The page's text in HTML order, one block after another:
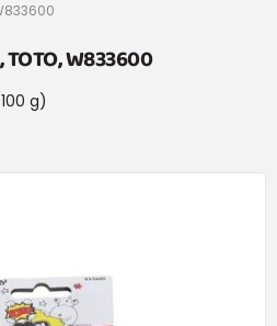
W833600
g)